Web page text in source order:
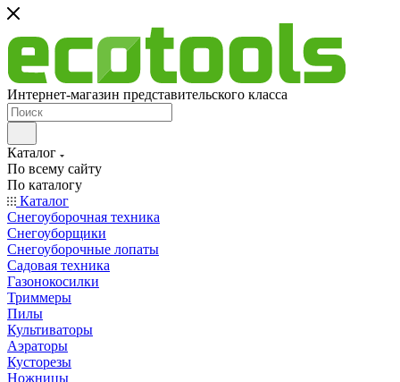
Интернет-магазин представительского класса
Каталог
По всему сайту
По каталогу
Каталог
Снегоуборочная техника
Снегоуборщики
Снегоуборочные лопаты
Садовая техника
Газонокосилки
Триммеры
Пилы
Культиваторы
Аэраторы
Кусторезы
Ножницы